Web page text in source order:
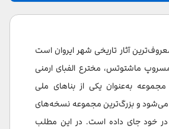
ایروان
معروف‌ترین آثار تاریخی شهر ایروان است
ماشتوتس، مخترع الفبای ارمنی
به‌عنوان یکی از بناهای ملی
می‌شود و بزرگ‌ترین مجموعه نسخه‌های
خود جای داده است. در این مطلب